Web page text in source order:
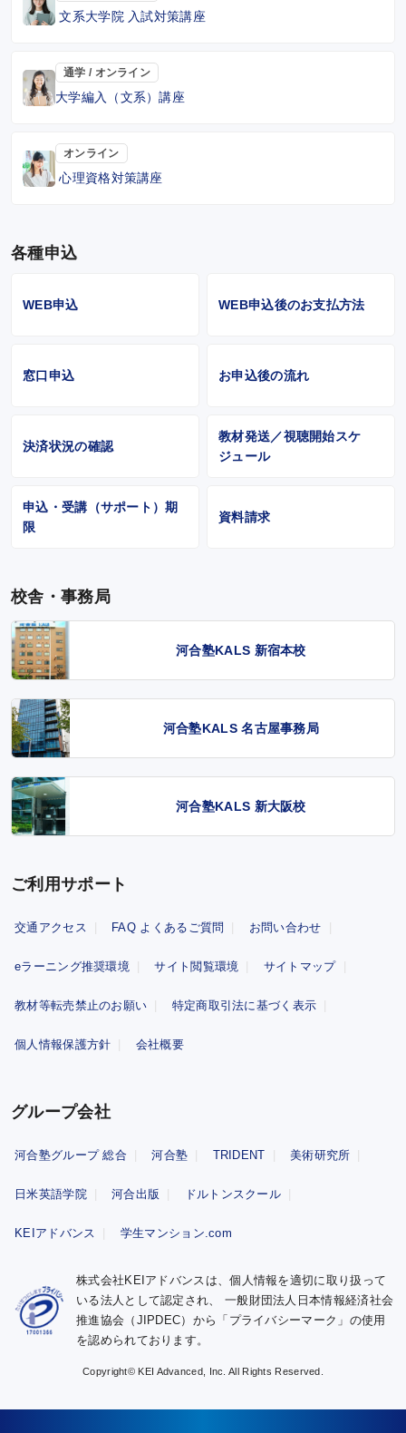
文系大学院 入試対策講座
通学 / オンライン
大学編入（文系）講座
オンライン
心理資格対策講座
各種申込
WEB申込 WEB申込後のお支払方法
窓口申込 お申込後の流れ
決済状況の確認
教材発送／視聴開始スケ
ジュール
申込・受講（サポート）期
限
資料請求
校舎・事務局
河合塾KALS 新宿本校
河合塾KALS 名古屋事務局
河合塾KALS 新大阪校
ご利用サポート
交通アクセス FAQ よくあるご質問 お問い合わせ
eラーニング推奨環境 サイト閲覧環境 サイトマップ
教材等転売禁止のお願い 特定商取引法に基づく表示
個人情報保護方針 会社概要
グループ会社
河合塾グループ 総合 河合塾 TRIDENT 美術研究所
日米英語学院 河合出版 ドルトンスクール
KEIアドバンス 学生マンション.com
株式会社KEIアドバンスは、個人情報を適切に取り扱って
いる法人として認定され、 一般財団法人日本情報経済社会
推進協会（JIPDEC）から「プライバシーマーク」の使用
を認められております。
Copyright© KEI Advanced, Inc. All Rights Reserved.